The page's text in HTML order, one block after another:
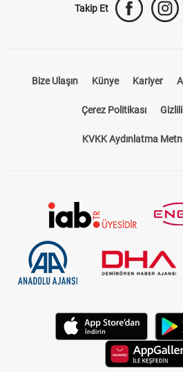
Takip Et
Bize Ulaşın Künye Kariyer
Çerez Politikası
KVKK Aydınlatma